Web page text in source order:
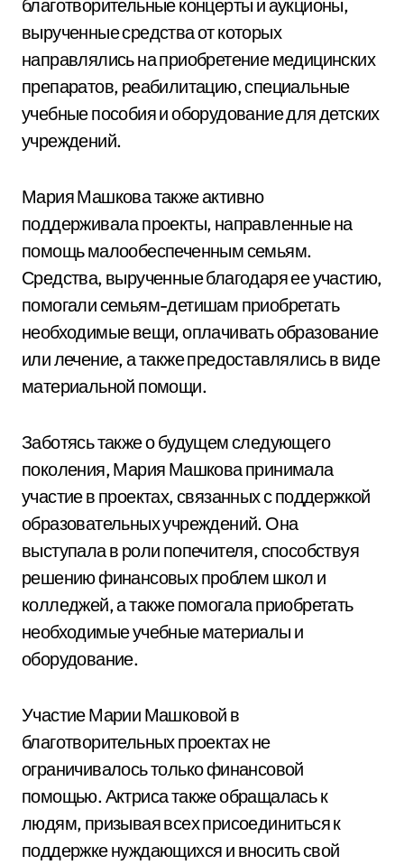
благотворительные концерты и аукционы,
вырученные средства от которых
направлялись на приобретение медицинских
препаратов, реабилитацию, специальные
учебные пособия и оборудование для детских
учреждений.
Мария Машкова также активно
поддерживала проекты, направленные на
помощь малообеспеченным семьям.
Средства, вырученные благодаря ее участию,
помогали семьям-детишам приобретать
необходимые вещи, оплачивать образование
или лечение, а также предоставлялись в виде
материальной помощи.
Заботясь также о будущем следующего
поколения, Мария Машкова принимала
участие в проектах, связанных с поддержкой
образовательных учреждений. Она
выступала в роли попечителя, способствуя
решению финансовых проблем школ и
колледжей, а также помогала приобретать
необходимые учебные материалы и
оборудование.
Участие Марии Машковой в
благотворительных проектах не
ограничивалось только финансовой
помощью. Актриса также обращалась к
людям, призывая всех присоединиться к
поддержке нуждающихся и вносить свой